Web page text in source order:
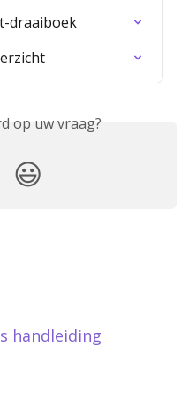
draaiboek
op uw vraag?
😃